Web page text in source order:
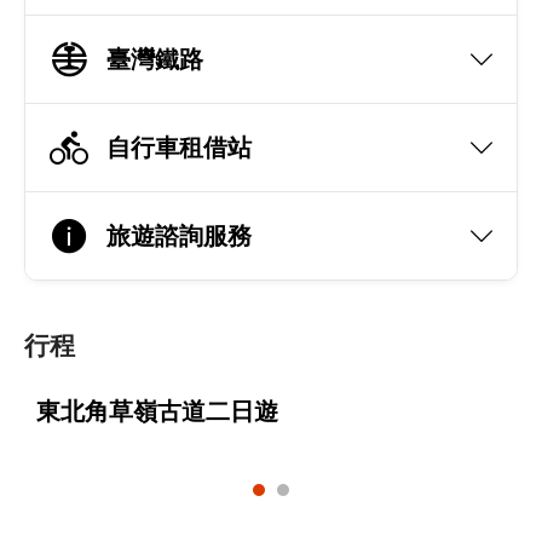
臺灣鐵路
自行車租借站
旅遊諮詢服務
行程
東北角草嶺古道二日遊